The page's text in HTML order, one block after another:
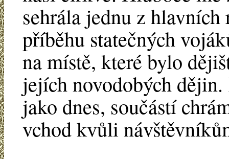
sehrála jednu z
příběhu statečných
na místě, které bylo
jejích novodobých
jako dnes, součástí
vchod kvůli